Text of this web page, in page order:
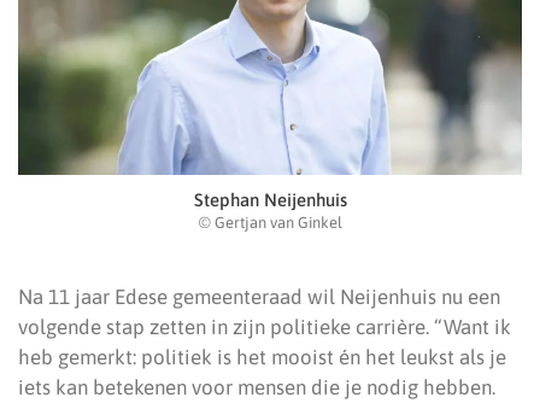
Stephan Neijenhuis
© Gertjan van Ginkel
Na 11 jaar Edese gemeenteraad wil Neijenhuis nu een
volgende stap zetten in zijn politieke carrière. “Want ik
heb gemerkt: politiek is het mooist én het leukst als je
iets kan betekenen voor mensen die je nodig hebben.